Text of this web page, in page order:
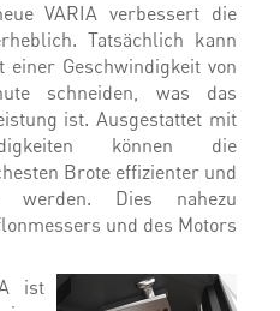
VARIA verbessert die
Tatsächlich kann
Geschwindigkeit von
schneiden, was das
ist. Ausgestattet mit
können die
Brote effizienter und
werden. Dies nahezu
und des Motors
ist